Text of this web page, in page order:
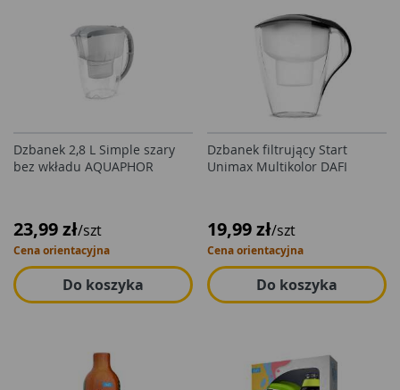
Dzbanek 2,8 L Simple szary
bez wkładu AQUAPHOR
23,99 zł/szt
Cena orientacyjna
Do koszyka
Dzbanek filtrujący Start
Unimax Multikolor DAFI
19,99 zł/szt
Cena orientacyjna
Do koszyka